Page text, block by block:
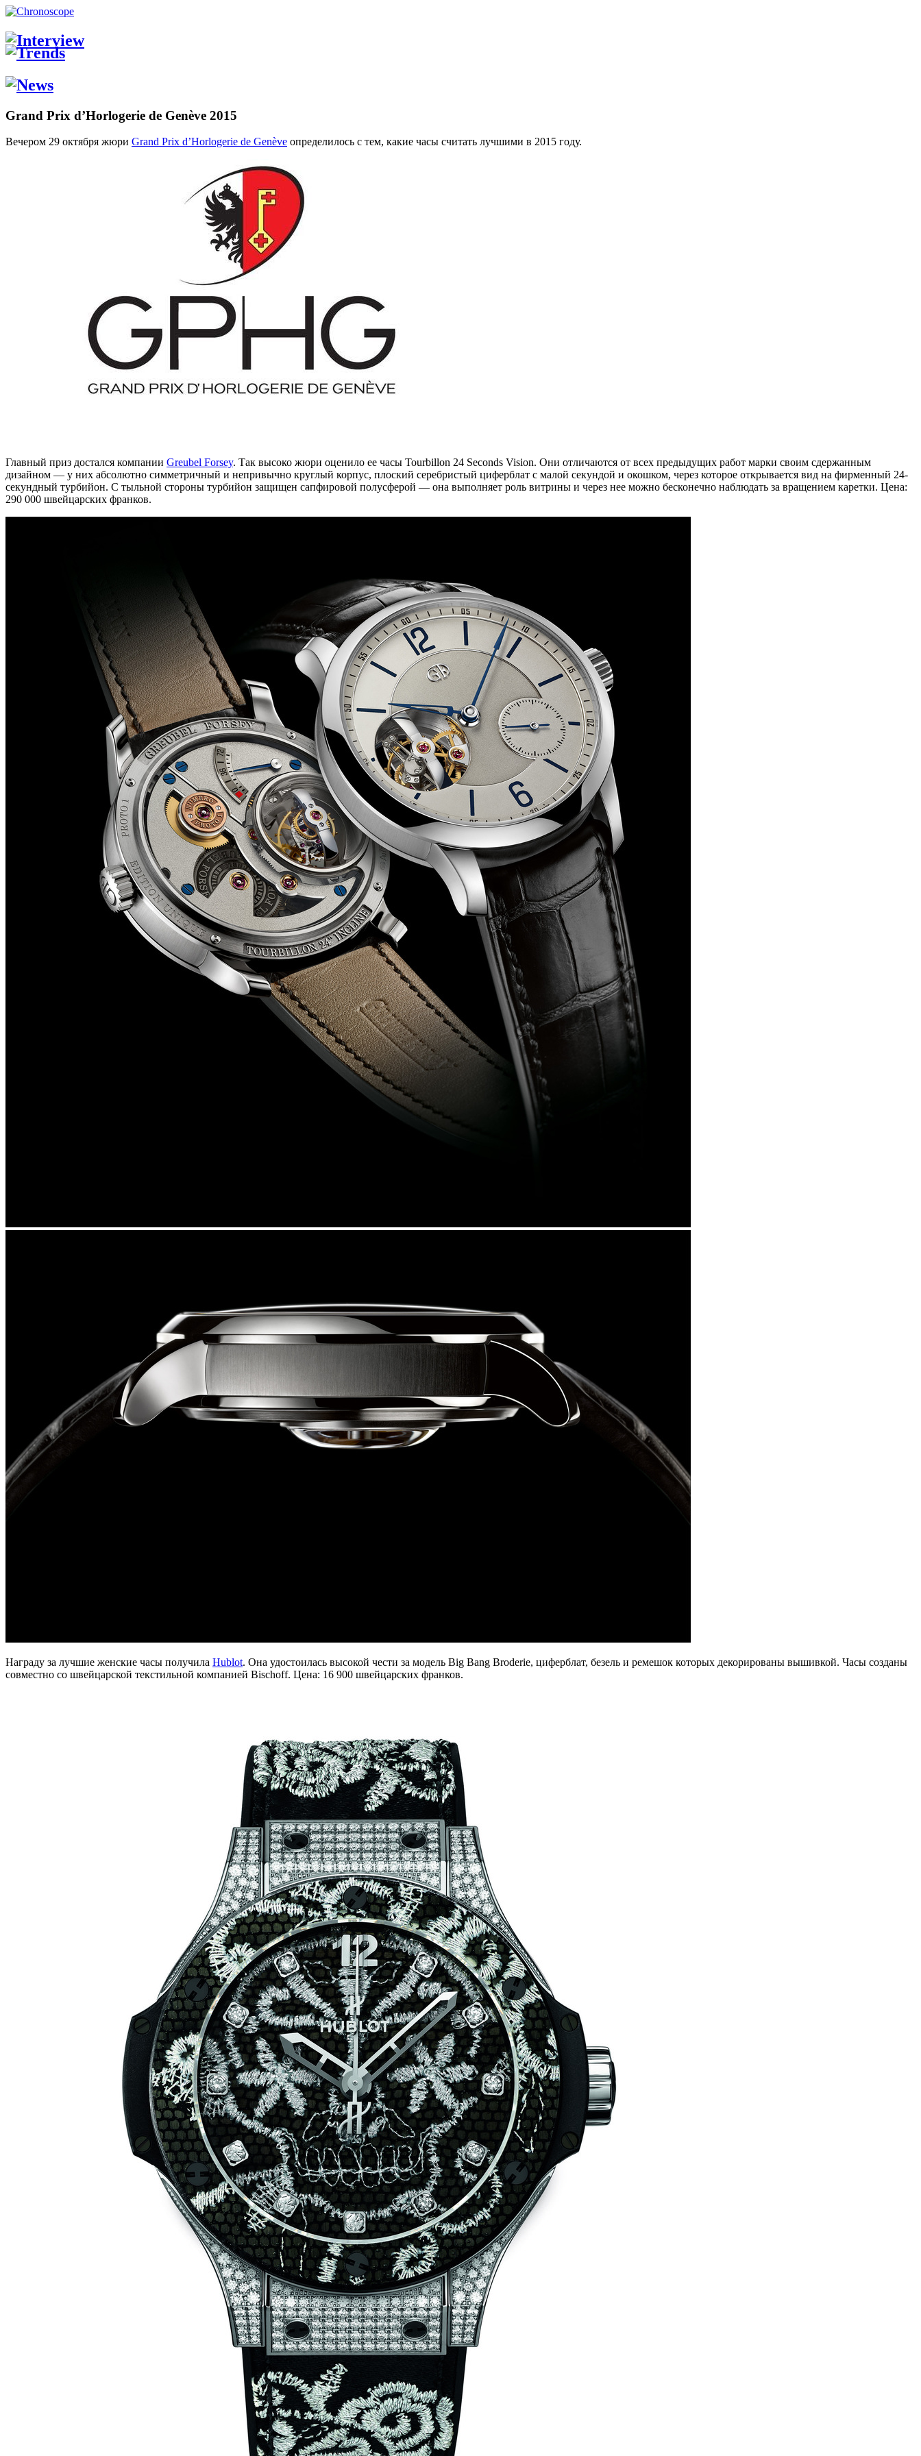
Grand Prix d’Horlogerie de Genève 2015
Вечером 29 октября жюри Grand Prix d’Horlogerie de Genève определилось с тем, какие часы считать лучшими в 2015 году.
Главный приз достался компании Greubel Forsey. Так высоко жюри оценило ее часы Tourbillon 24 Seconds Vision. Они отличаются от всех предыдущих работ марки своим сдержанным
дизайном — у них абсолютно симметричный и непривычно круглый корпус, плоский серебристый циферблат с малой секундой и окошком, через которое открывается вид на фирменный 24-
секундный турбийон. С тыльной стороны турбийон защищен сапфировой полусферой — она выполняет роль витрины и через нее можно бесконечно наблюдать за вращением каретки. Цена:
290 000 швейцарских франков.
Награду за лучшие женские часы получила Hublot. Она удостоилась высокой чести за модель Big Bang Broderie, циферблат, безель и ремешок которых декорированы вышивкой. Часы созданы
совместно со швейцарской текстильной компанией Bischoff. Цена: 16 900 швейцарских франков.